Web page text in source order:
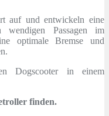
auf und entwickeln eine
wendigen Passagen im
optimale Bremse und
Dogscooter in einem
finden.